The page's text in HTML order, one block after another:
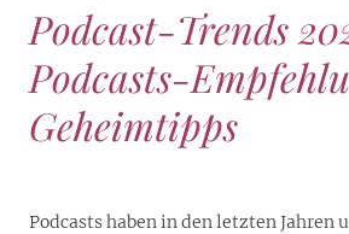
Podcast-Trends
Podcasts-
Geheimtipps
Podcasts haben in den letzten Jahren